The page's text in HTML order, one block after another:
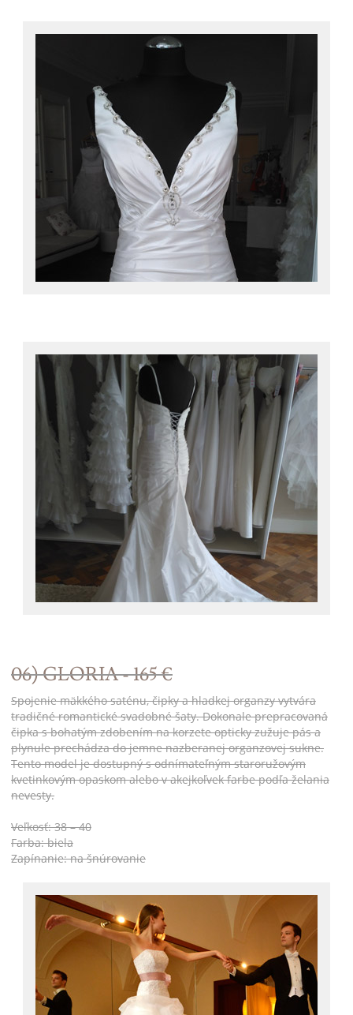
06) GLORIA - 165 €
Spojenie mäkkého saténu, čipky a hladkej organzy vytvára
tradičné romantické svadobné šaty. Dokonale prepracovaná
čipka s bohatým zdobením na korzete opticky zužuje pás a
plynule prechádza do jemne nazberanej organzovej sukne.
Tento model je dostupný s odnímateľným staroružovým
kvetinkovým opaskom alebo v akejkoľvek farbe podľa želania
nevesty.
Veľkosť: 38 – 40
Farba: biela
Zapínanie: na šnúrovanie